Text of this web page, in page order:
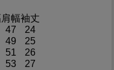
肩幅袖丈
47
24
49
25
51
26
53 27